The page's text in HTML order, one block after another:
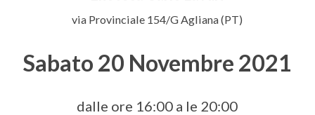
via Provinciale 154/G Agliana (PT)
Sabato 20 Novembre 2021
dalle ore 16:00 a le 20:00